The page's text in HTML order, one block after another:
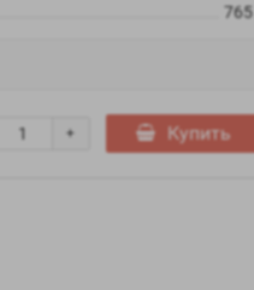
765
+ Купить